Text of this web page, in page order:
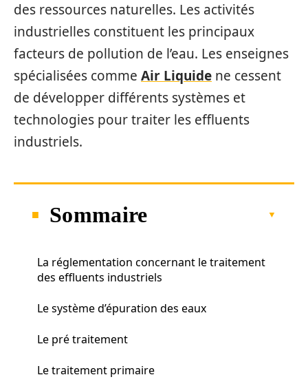
des ressources naturelles. Les activités
industrielles constituent les principaux
facteurs de pollution de l’eau. Les enseignes
spécialisées comme Air Liquide ne cessent
de développer différents systèmes et
technologies pour traiter les effluents
industriels.
Sommaire
La réglementation concernant le traitement
des effluents industriels
Le système d’épuration des eaux
Le pré traitement
Le traitement primaire